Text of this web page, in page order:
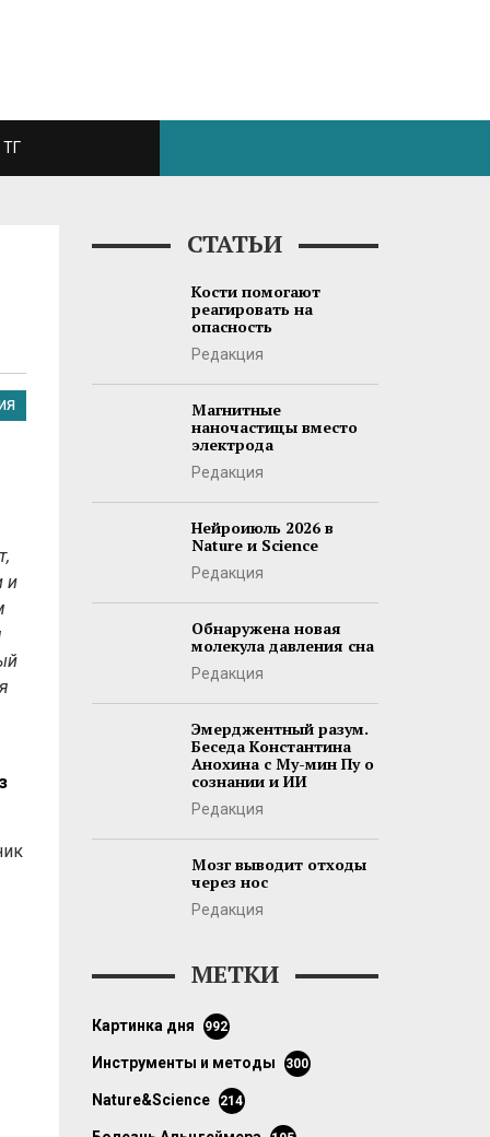
ТГ
и
СТАТЬИ
Кости помогают
реагировать на
опасность
Редакция
Магнитные
наночастицы вместо
электрода
Редакция
Нейроиюль 2026 в
Nature и Science
Редакция
Обнаружена новая
молекула давления сна
Редакция
Эмерджентный разум.
Беседа Константина
Анохина с Му-мин Пу о
сознании и ИИ
Редакция
Мозг выводит отходы
через нос
Редакция
МЕТКИ
картинка дня 992
инструменты и методы 300
Nature&Science 214